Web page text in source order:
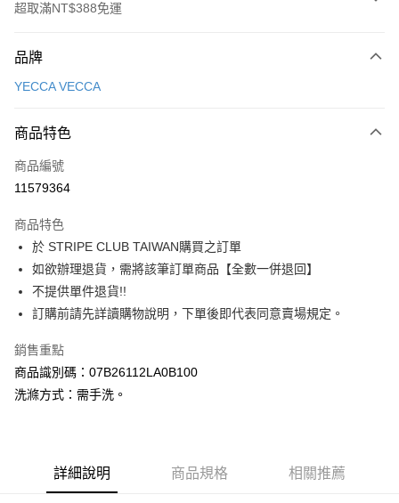
超取滿NT$388免運
信用卡一次付款
3 期 0 利率 每期
合作金庫商業銀行
上海商業儲蓄銀行
臺灣中小企業銀行
匯豐（台灣）商業銀行
華泰商業銀行
聯邦商業銀行
遠東國際商業銀行
元大商業銀行
玉山商業銀行
星展（台灣）商業銀行
台灣樂天信用卡公司
超商取貨付款
LINE Pay
Apple Pay
街口支付
悠遊付
大哥付你分期
相關說明
【大哥付你分期使用說明】
成交易。
3.實際核准額度、可分期數及費用金額請依後續交易確認頁面所載為準。
AFTEE先享後付是「在收到商品之後才付款」的支付方式。 讓您購物簡單
便利好安心！
ATM付款
品牌
YECCA VECCA
商品特色
商品編號
11579364
商品特色
於 STRIPE CLUB TAIWAN購買之訂單
如欲辦理退貨，需將該筆訂單商品【全數一併退回】
不提供單件退貨!!
訂購前請先詳讀購物說明，下單後即代表同意賣場規定。
銷售重點
商品識別碼：07B26112LA0B100
洗滌方式：需手洗。
詳細說明 商品規格 相關推薦